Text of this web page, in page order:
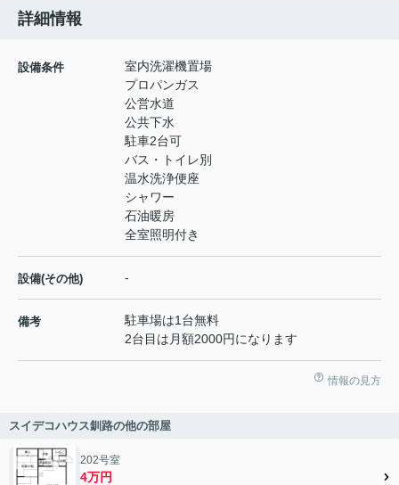
詳細情報
設備条件
室内洗濯機置場
プロパンガス
公営水道
公共下水
駐車2台可
バス・トイレ別
温水洗浄便座
シャワー
石油暖房
全室照明付き
設備(その他) -
備考
駐車場は1台無料
2台目は月額2000円になります
情報の見方
スイデコハウス釧路の他の部屋
202号室
4万円